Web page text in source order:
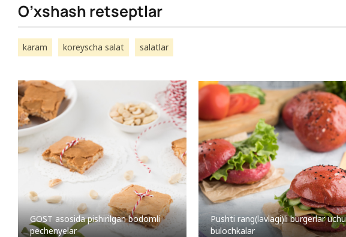
O’xshash retseptlar
karam koreyscha salat salatlar
GOST asosida pishirilgan bodomli
pechenyelar
Pushti rang(lavlagi)li burgerlar
bulochkalar